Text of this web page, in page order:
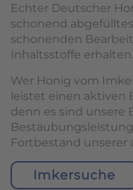
Echter Deutscher
schonend
schonenden
Inhaltsstoffe erhalten.
Wer Honig vom
leistet einen aktiven
denn es sind unsere
Fortbestand unserer
Imkersuche